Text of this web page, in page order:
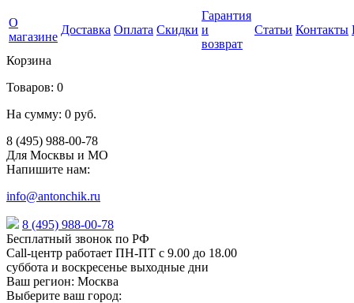
О
магазине
Доставка Оплата Скидки
Гарантия
и
возврат
Статьи Контакты
Корзина
Товаров: 0
На сумму: 0 руб.
8 (495) 988-00-78
Для Москвы и МО
Напишите нам:
info@antonchik.ru
8 (495) 988-00-78
Бесплатный звонок по РФ
Call-центр работает ПН-ПТ с 9.00 до 18.00
суббота и воскресенье выходные дни
Ваш регион: Москва
Выберите ваш город: